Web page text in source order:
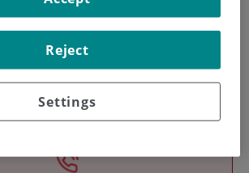
Settings
Reject